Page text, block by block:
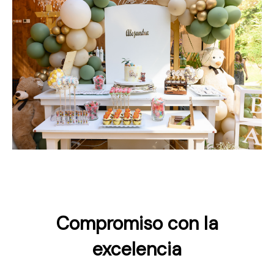
Compromiso con la
excelencia